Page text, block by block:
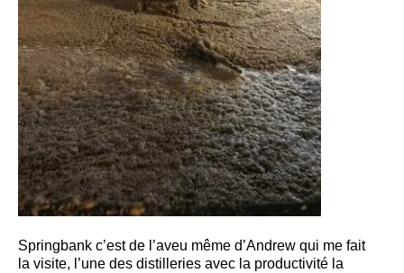
Springbank c’est de l’aveu même d’Andrew qui me fait
la visite, l’une des distilleries avec la productivité la